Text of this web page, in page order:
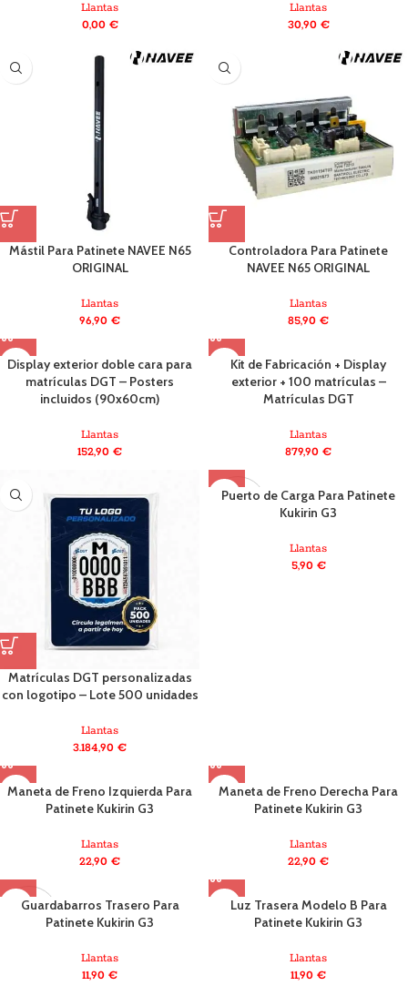
Llantas
0,00 €
Llantas
30,90 €
Mástil Para Patinete NAVEE N65
ORIGINAL
Llantas
96,90 €
Controladora Para Patinete
NAVEE N65 ORIGINAL
Llantas
85,90 €
Display exterior doble cara para
matrículas DGT – Posters
incluidos (90x60cm)
Llantas
152,90 €
Kit de Fabricación + Display
exterior + 100 matrículas –
Matrículas DGT
Llantas
879,90 €
Matrículas DGT personalizadas
con logotipo – Lote 500 unidades
Llantas
3.184,90 €
Puerto de Carga Para Patinete
Kukirin G3
Llantas
5,90 €
Maneta de Freno Izquierda Para
Patinete Kukirin G3
Llantas
22,90 €
Maneta de Freno Derecha Para
Patinete Kukirin G3
Llantas
22,90 €
Guardabarros Trasero Para
Patinete Kukirin G3
Llantas
11,90 €
Luz Trasera Modelo B Para
Patinete Kukirin G3
Llantas
11,90 €